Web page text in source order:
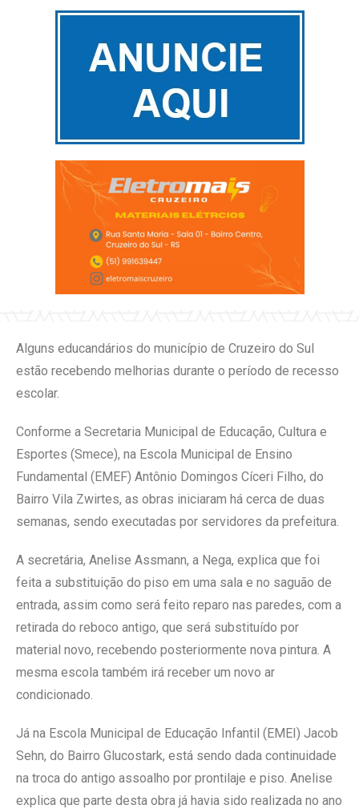
Alguns educandários do município de Cruzeiro do Sul
estão recebendo melhorias durante o período de recesso
escolar.
Conforme a Secretaria Municipal de Educação, Cultura e
Esportes (Smece), na Escola Municipal de Ensino
Fundamental (EMEF) Antônio Domingos Cíceri Filho, do
Bairro Vila Zwirtes, as obras iniciaram há cerca de duas
semanas, sendo executadas por servidores da prefeitura.
A secretária, Anelise Assmann, a Nega, explica que foi
feita a substituição do piso em uma sala e no saguão de
entrada, assim como será feito reparo nas paredes, com a
retirada do reboco antigo, que será substituído por
material novo, recebendo posteriormente nova pintura. A
mesma escola também irá receber um novo ar
condicionado.
Já na Escola Municipal de Educação Infantil (EMEI) Jacob
Sehn, do Bairro Glucostark, está sendo dada continuidade
na troca do antigo assoalho por prontilaje e piso. Anelise
explica que parte desta obra já havia sido realizada no ano